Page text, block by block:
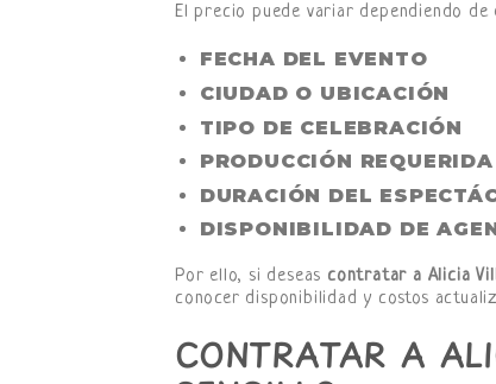
El precio puede variar dependiendo
FECHA DEL EVENTO
CIUDAD O UBICACIÓN
TIPO DE CELEBRACIÓN
PRODUCCIÓN REQUERIDA
DURACIÓN DEL
DISPONIBILIDAD DE
Por ello, si deseas contratar a Alicia
conocer disponibilidad y costos
CONTRATAR A